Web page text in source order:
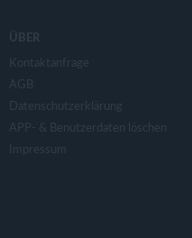
ÜBER
Kontaktanfrage
AGB
Datenschutzerklärung
APP- & Benutzerdaten löschen
Impressum